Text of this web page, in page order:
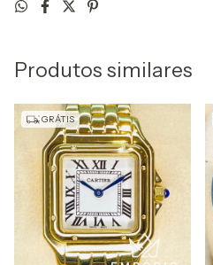
Produtos similares
GRÁTIS